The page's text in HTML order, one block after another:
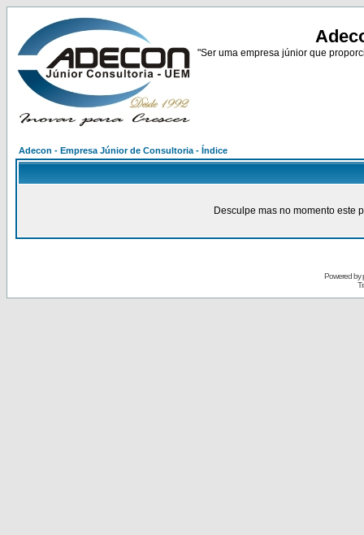
"Ser uma empresa júnior que
Adecon - Empresa Júnior de Consultoria - Índice
Desculpe mas no momento este
Powered by